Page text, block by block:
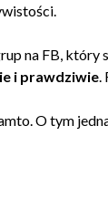
na FB, który
i prawdziwie.
O tym